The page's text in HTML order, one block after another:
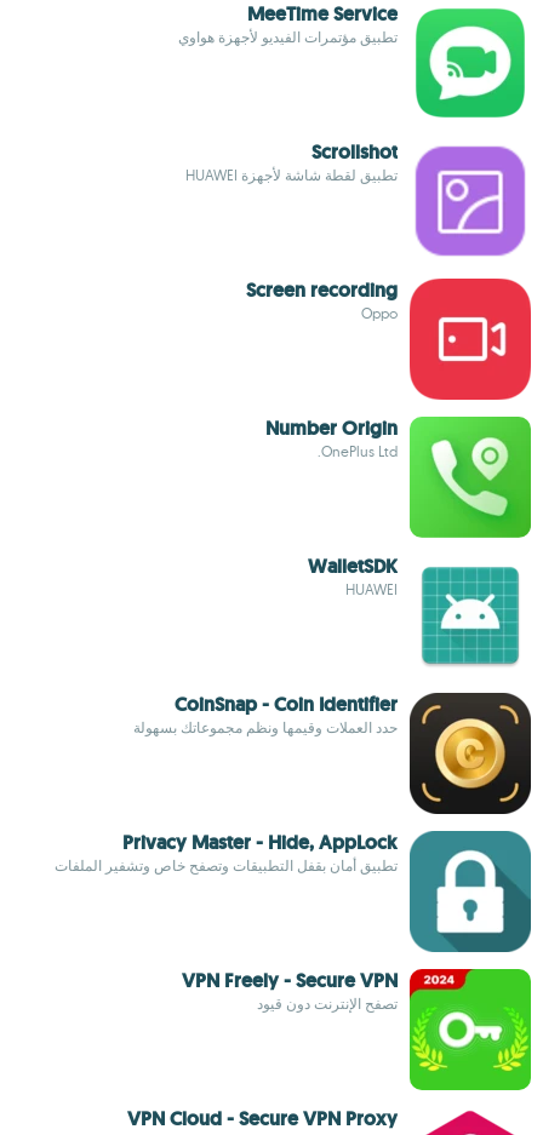
MeeTime Service
تطبيق مؤتمرات الفيديو لأجهزة هواوي
Scrollshot
تطبيق لقطة شاشة لأجهزة HUAWEI
Screen recording
Oppo
Number Origin
OnePlus Ltd.
WalletSDK
HUAWEI
CoinSnap - Coin Identifier
حدد العملات وقيمها ونظم مجموعاتك بسهولة
Privacy Master - Hide, AppLock
تطبيق أمان بقفل التطبيقات وتصفح خاص وتشفير الملفات
VPN Freely - Secure VPN
تصفح الإنترنت دون قيود
VPN Cloud - Secure VPN Proxy